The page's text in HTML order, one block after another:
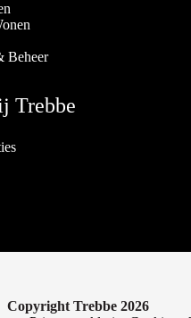
Beheer
Trebbe
Copyright Trebbe 2026